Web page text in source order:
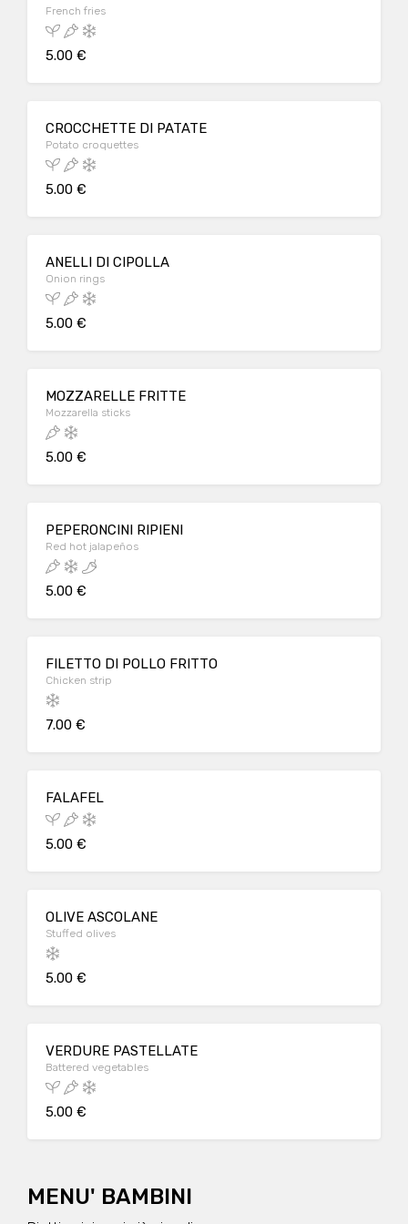
French fries
5.00 €
CROCCHETTE DI PATATE
Potato croquettes
5.00 €
ANELLI DI CIPOLLA
Onion rings
5.00 €
MOZZARELLE FRITTE
Mozzarella sticks
5.00 €
PEPERONCINI RIPIENI
Red hot jalapeños
5.00 €
FILETTO DI POLLO FRITTO
Chicken strip
7.00 €
FALAFEL
5.00 €
OLIVE ASCOLANE
Stuffed olives
5.00 €
VERDURE PASTELLATE
Battered vegetables
5.00 €
MENU' BAMBINI